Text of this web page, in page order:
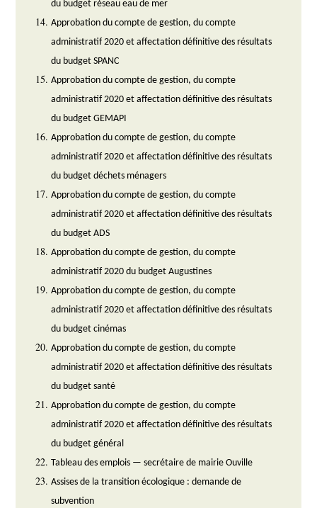
du budget réseau eau de mer
Approbation du compte de gestion, du compte
administratif 2020 et affectation définitive des résultats
du budget SPANC
Approbation du compte de gestion, du compte
administratif 2020 et affectation définitive des résultats
du budget GEMAPI
Approbation du compte de gestion, du compte
administratif 2020 et affectation définitive des résultats
du budget déchets ménagers
Approbation du compte de gestion, du compte
administratif 2020 et affectation définitive des résultats
du budget ADS
Approbation du compte de gestion, du compte
administratif 2020 du budget Augustines
Approbation du compte de gestion, du compte
administratif 2020 et affectation définitive des résultats
du budget cinémas
Approbation du compte de gestion, du compte
administratif 2020 et affectation définitive des résultats
du budget santé
Approbation du compte de gestion, du compte
administratif 2020 et affectation définitive des résultats
du budget général
Tableau des emplois — secrétaire de mairie Ouville
Assises de la transition écologique : demande de
subvention